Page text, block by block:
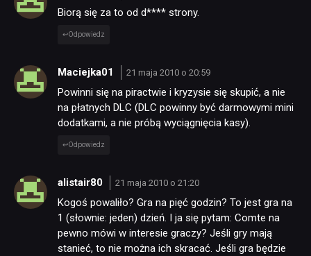
Biorą się za to od d**** strony.
Odpowiedz
Maciejka01 21 maja 2010 o 20:59
Powinni się na piractwie i kryzysie się skupić, a nie
na płatnych DLC (DLC powinny być darmowymi mini
dodatkami, a nie próbą wyciągnięcia kasy).
Odpowiedz
alistair80 21 maja 2010 o 21:20
Kogoś powaliło? Gra na pięć godzin? To jest gra na
1 (słownie: jeden) dzień. I ja się pytam: Comte na
pewno mówi w interesie graczy? Jeśli gry mają
stanieć, to nie można ich skracać. Jeśli gra będzie